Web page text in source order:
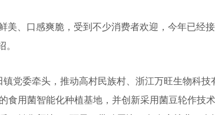
、口感爽脆，受到不少消费者欢迎，今年已经
。
委牵头，推动高村民族村、浙江万旺生物科技
食用菌智能化种植基地，并创新采用菌豆轮作技